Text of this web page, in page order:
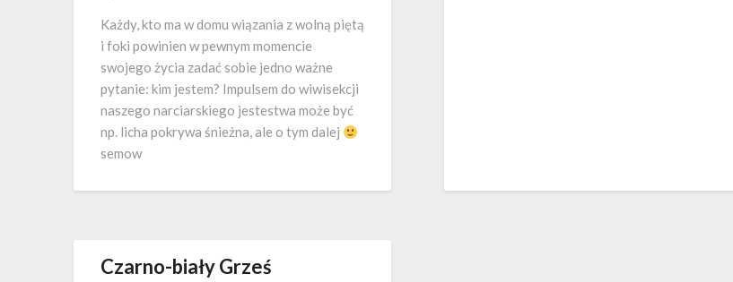
Każdy, kto ma w domu wiązania z wolną piętą
i foki powinien w pewnym momencie
swojego życia zadać sobie jedno ważne
pytanie: kim jestem? Impulsem do wiwisekcji
naszego narciarskiego jestestwa może być
np. licha pokrywa śnieżna, ale o tym dalej
semow
Czarno-biały Grześ